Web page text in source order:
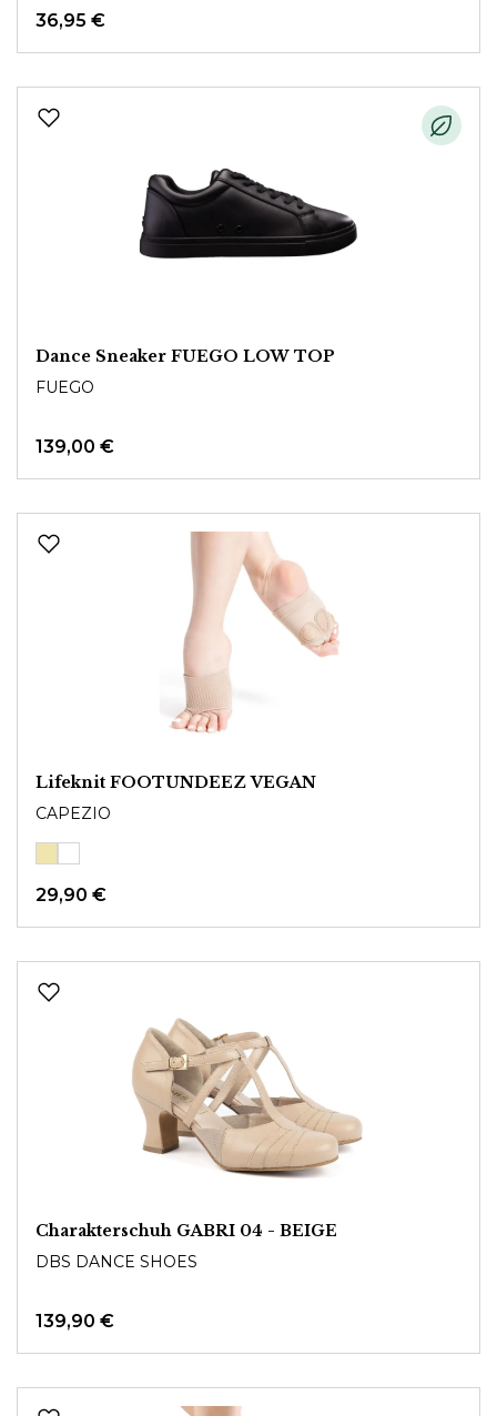
36,95 €
Dance Sneaker FUEGO LOW TOP
FUEGO
139,00 €
Lifeknit FOOTUNDEEZ VEGAN
CAPEZIO
29,90 €
Charakterschuh GABRI 04 - BEIGE
DBS DANCE SHOES
139,90 €